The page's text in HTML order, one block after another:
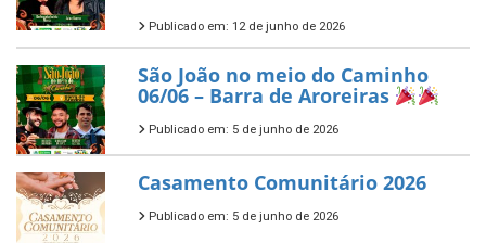
Publicado em: 12 de junho de 2026
São João no meio do Caminho
06/06 – Barra de Aroreiras
Publicado em: 5 de junho de 2026
Casamento Comunitário 2026
Publicado em: 5 de junho de 2026